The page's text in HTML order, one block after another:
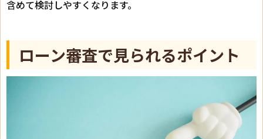
含めて検討しやすくなります。
ローン審査で見られるポイント